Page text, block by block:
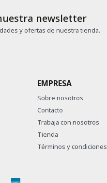
newsletter
y ofertas de nuestra tienda.
EMPRESA
Sobre nosotros
Contacto
Trabaja con nosotros
Tienda
Términos y condiciones